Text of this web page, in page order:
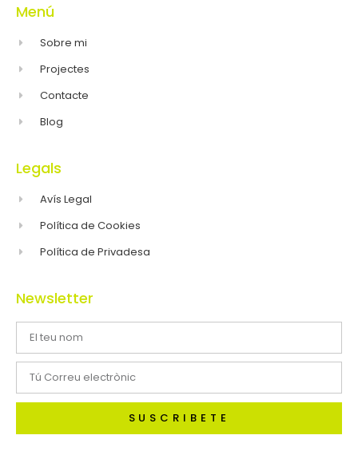
Menú
Sobre mi
Projectes
Contacte
Blog
Legals
Avís Legal
Política de Cookies
Política de Privadesa
Newsletter
SUSCRIBETE